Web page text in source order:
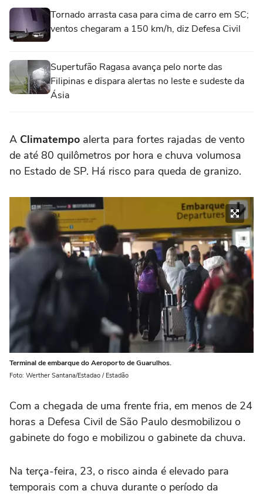
Tornado arrasta casa para cima de carro em SC;
ventos chegaram a 150 km/h, diz Defesa Civil
Supertufão Ragasa avança pelo norte das
Filipinas e dispara alertas no leste e sudeste da
Ásia
A Climatempo alerta para fortes rajadas de vento
de até 80 quilômetros por hora e chuva volumosa
no Estado de SP. Há risco para queda de granizo.
Terminal de embarque do Aeroporto de Guarulhos.
Foto: Werther Santana/Estadao / Estadão
Com a chegada de uma frente fria, em menos de 24
horas a Defesa Civil de São Paulo desmobilizou o
gabinete do fogo e mobilizou o gabinete da chuva.
Na terça-feira, 23, o risco ainda é elevado para
temporais com a chuva durante o período da